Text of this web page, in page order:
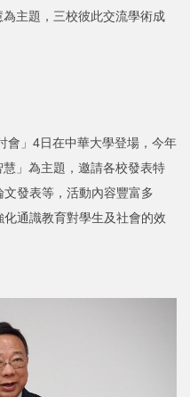
主題，三校彼此交流學術成
」4日在中華大學登場，今年
」為主題，邀請各校發表特
發表等，活動內容豐富多
通識教育對學生及社會的效